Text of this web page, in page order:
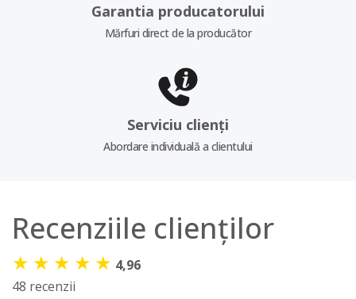
Garantia producatorului
Mărfuri direct de la producător
Serviciu clienți
Abordare individuală a clientului
Recenziile clienților
★ ★ ★ ★ ★ 4,96
48 recenzii